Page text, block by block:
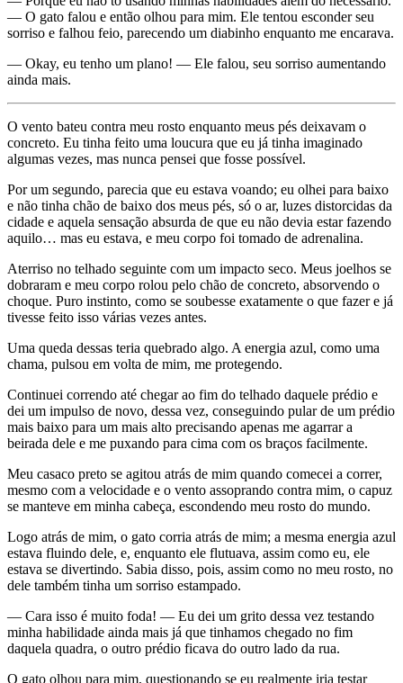
— O gato falou e então olhou para mim. Ele tentou esconder seu
sorriso e falhou feio, parecendo um diabinho enquanto me encarava.
— Okay, eu tenho um plano! — Ele falou, seu sorriso aumentando
ainda mais.
O vento bateu contra meu rosto enquanto meus pés deixavam o
concreto. Eu tinha feito uma loucura que eu já tinha imaginado
algumas vezes, mas nunca pensei que fosse possível.
Por um segundo, parecia que eu estava voando; eu olhei para baixo
e não tinha chão de baixo dos meus pés, só o ar, luzes distorcidas da
cidade e aquela sensação absurda de que eu não devia estar fazendo
aquilo… mas eu estava, e meu corpo foi tomado de adrenalina.
Aterriso no telhado seguinte com um impacto seco. Meus joelhos se
dobraram e meu corpo rolou pelo chão de concreto, absorvendo o
choque. Puro instinto, como se soubesse exatamente o que fazer e já
tivesse feito isso várias vezes antes.
Uma queda dessas teria quebrado algo. A energia azul, como uma
chama, pulsou em volta de mim, me protegendo.
Continuei correndo até chegar ao fim do telhado daquele prédio e
dei um impulso de novo, dessa vez, conseguindo pular de um prédio
mais baixo para um mais alto precisando apenas me agarrar a
beirada dele e me puxando para cima com os braços facilmente.
Meu casaco preto se agitou atrás de mim quando comecei a correr,
mesmo com a velocidade e o vento assoprando contra mim, o capuz
se manteve em minha cabeça, escondendo meu rosto do mundo.
Logo atrás de mim, o gato corria atrás de mim; a mesma energia azul
estava fluindo dele, e, enquanto ele flutuava, assim como eu, ele
estava se divertindo. Sabia disso, pois, assim como no meu rosto, no
dele também tinha um sorriso estampado.
— Cara isso é muito foda! — Eu dei um grito dessa vez testando
minha habilidade ainda mais já que tinhamos chegado no fim
daquela quadra, o outro prédio ficava do outro lado da rua.
O gato olhou para mim, questionando se eu realmente iria testar